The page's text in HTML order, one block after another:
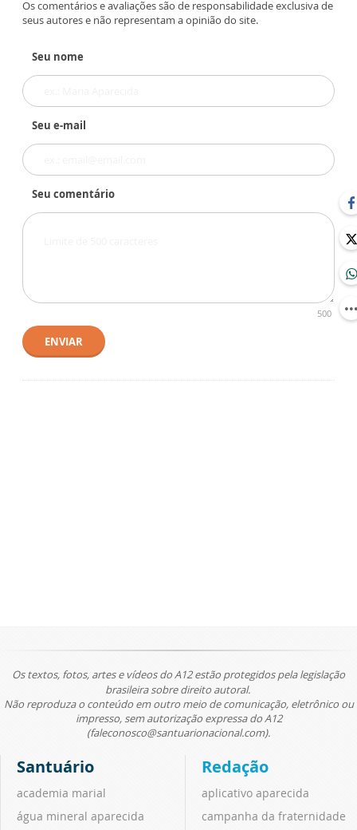
Os comentários e avaliações são de responsabilidade exclusiva de
seus autores e não representam a opinião do site.
Seu nome
Seu e-mail
Seu comentário
500
ENVIAR
Os textos, fotos, artes e vídeos do A12 estão protegidos pela legislação
brasileira sobre direito autoral.
Não reproduza o conteúdo em outro meio de comunicação, eletrônico ou
impresso, sem autorização expressa do A12
(faleconosco@santuarionacional.com).
Santuário
academia marial
água mineral aparecida
Redação
aplicativo aparecida
campanha da fraternidade